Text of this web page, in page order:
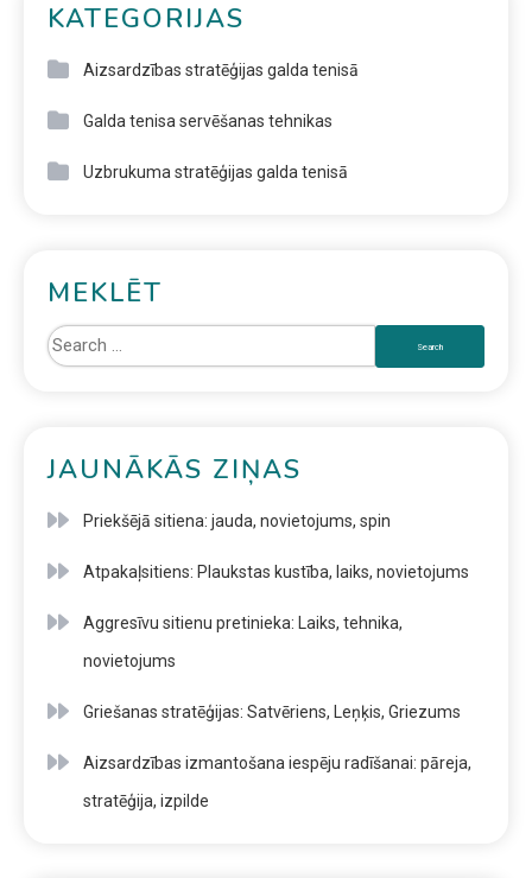
KATEGORIJAS
Aizsardzības stratēģijas galda tenisā
Galda tenisa servēšanas tehnikas
Uzbrukuma stratēģijas galda tenisā
MEKLĒT
JAUNĀKĀS ZIŅAS
Priekšējā sitiena: jauda, novietojums, spin
Atpakaļsitiens: Plaukstas kustība, laiks, novietojums
Aggresīvu sitienu pretinieka: Laiks, tehnika,
novietojums
Griešanas stratēģijas: Satvēriens, Leņķis, Griezums
Aizsardzības izmantošana iespēju radīšanai: pāreja,
stratēģija, izpilde